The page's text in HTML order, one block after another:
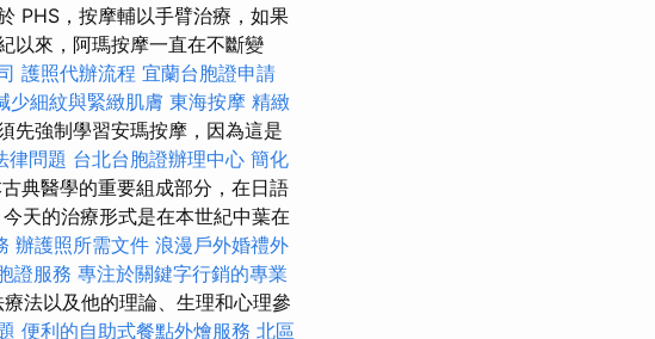
PHS，按摩輔以手臂治療，如果
以來，阿瑪按摩一直在不斷變
護照代辦流程 宜蘭台胞證申請
少細紋與緊緻肌膚 東海按摩 精緻
先強制學習安瑪按摩，因為這是
律問題 台北台胞證辦理中心 簡化
典醫學的重要組成部分，在日語
天的治療形式是在本世紀中葉在
辦護照所需文件 浪漫戶外婚禮外
證服務 專注於關鍵字行銷的專業
法以及他的理論、生理和心理參
便利的自助式餐點外燴服務 北區